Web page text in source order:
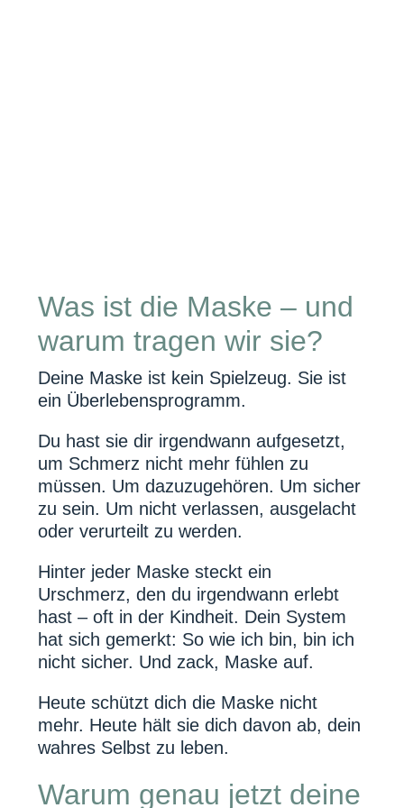
Was ist die Maske – und
warum tragen wir sie?
Deine Maske ist kein Spielzeug. Sie ist
ein Überlebensprogramm.
Du hast sie dir irgendwann aufgesetzt,
um Schmerz nicht mehr fühlen zu
müssen. Um dazuzugehören. Um sicher
zu sein. Um nicht verlassen, ausgelacht
oder verurteilt zu werden.
Hinter jeder Maske steckt ein
Urschmerz, den du irgendwann erlebt
hast – oft in der Kindheit. Dein System
hat sich gemerkt: So wie ich bin, bin ich
nicht sicher. Und zack, Maske auf.
Heute schützt dich die Maske nicht
mehr. Heute hält sie dich davon ab, dein
wahres Selbst zu leben.
Warum genau jetzt deine